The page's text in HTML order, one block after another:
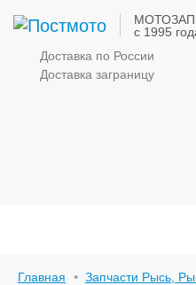
с 1995
Доставка по России
Доставка заграницу
Главная
Запчасти Рысь,